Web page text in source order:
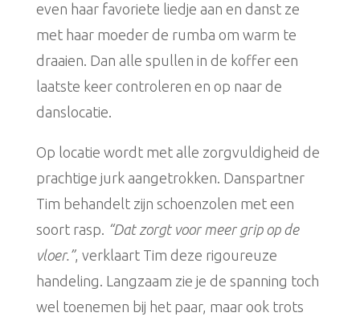
even haar favoriete liedje aan en danst ze
met haar moeder de rumba om warm te
draaien. Dan alle spullen in de koffer een
laatste keer controleren en op naar de
danslocatie.
Op locatie wordt met alle zorgvuldigheid de
prachtige jurk aangetrokken. Danspartner
Tim behandelt zijn schoenzolen met een
soort rasp. “Dat zorgt voor meer grip op de
vloer.”, verklaart Tim deze rigoureuze
handeling. Langzaam zie je de spanning toch
wel toenemen bij het paar, maar ook trots